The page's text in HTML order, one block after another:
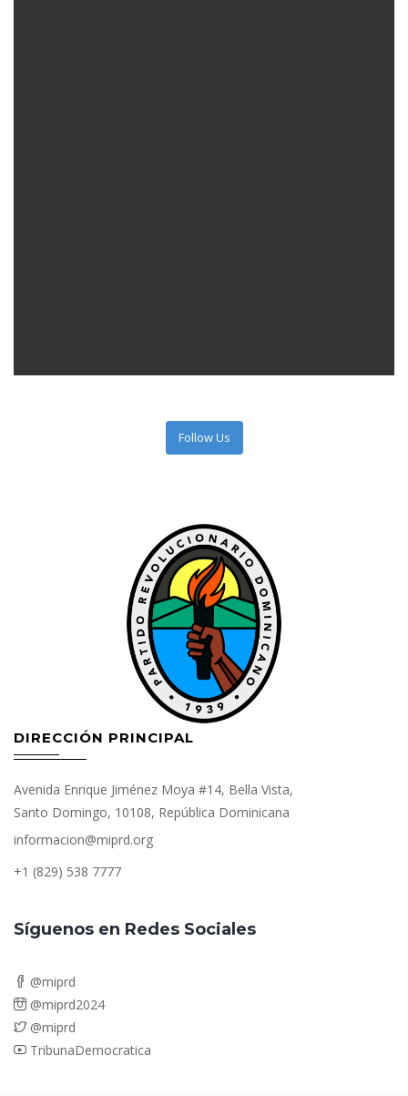
Follow Us
DIRECCIÓN PRINCIPAL
Avenida Enrique Jiménez Moya #14, Bella Vista,
Santo Domingo, 10108, República Dominicana
informacion@miprd.org
+1 (829) 538 7777
Síguenos en Redes Sociales
@miprd
@miprd2024
@miprd
TribunaDemocratica